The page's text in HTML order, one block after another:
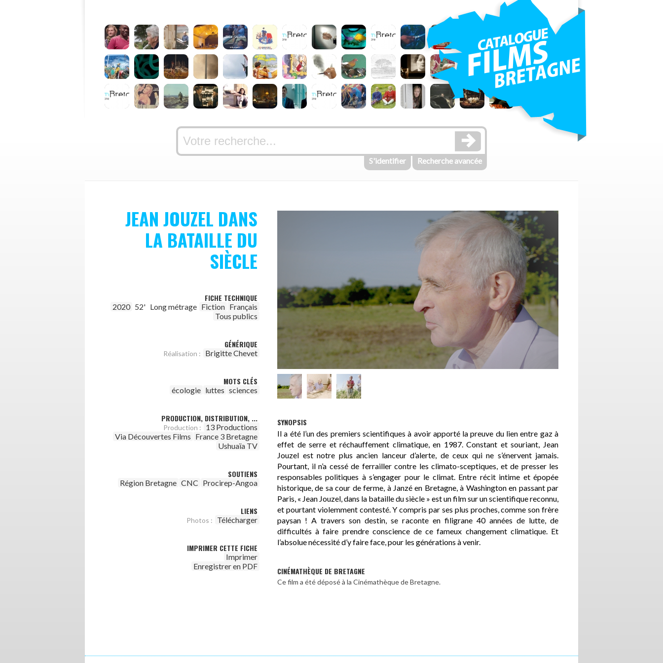
S'identifier Recherche avancée
JEAN JOUZEL DANS
LA BATAILLE DU
SIÈCLE
FICHE TECHNIQUE
2020 52' Long métrage Fiction Français
Tous publics
GÉNÉRIQUE
Réalisation : Brigitte Chevet
MOTS CLÉS
écologie luttes sciences
PRODUCTION, DISTRIBUTION, ...
Production :
13 Productions
Via Découvertes Films France 3 Bretagne
Ushuaïa TV
SOUTIENS
Région Bretagne CNC Procirep-Angoa
LIENS
Photos : Télécharger
IMPRIMER CETTE FICHE
Imprimer
Enregistrer en PDF
SYNOPSIS
Il a été l’un des premiers scientifiques à avoir apporté la preuve du lien entre gaz à
effet de serre et réchauffement climatique, en 1987. Constant et souriant, Jean
Jouzel est notre plus ancien lanceur d’alerte, de ceux qui ne s’énervent jamais.
Pourtant, il n’a cessé de ferrailler contre les climato-sceptiques, et de presser les
responsables politiques à s’engager pour le climat. Entre récit intime et épopée
historique, de sa cour de ferme, à Janzé en Bretagne, à Washington en passant par
Paris, « Jean Jouzel, dans la bataille du siècle » est un film sur un scientifique reconnu,
et pourtant violemment contesté. Y compris par ses plus proches, comme son frère
paysan ! A travers son destin, se raconte en filigrane 40 années de lutte, de
difficultés à faire prendre conscience de ce fameux changement climatique. Et
l’absolue nécessité d’y faire face, pour les générations à venir.
CINÉMATHÈQUE DE BRETAGNE
Ce film a été déposé à la Cinémathèque de Bretagne.